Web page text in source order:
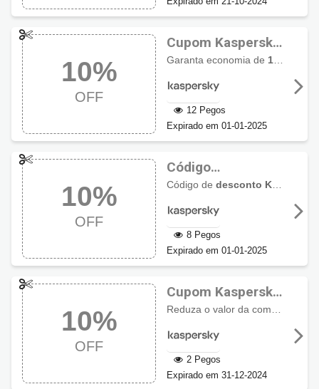
10%
OFF
Cupom Kaspersky
10% OFF
Garanta economia de 10% de desconto
12 Pegos
Expirado em 01-01-2025
10%
OFF
Código
promocional
10% OFF
Código dedesconto Kaspersky
8 Pegos
Expirado em 01-01-2025
10%
OFF
Cupom Kaspersky
10% de descontoReduza o valor da compra com
2 Pegos
Expirado em 31-12-2024